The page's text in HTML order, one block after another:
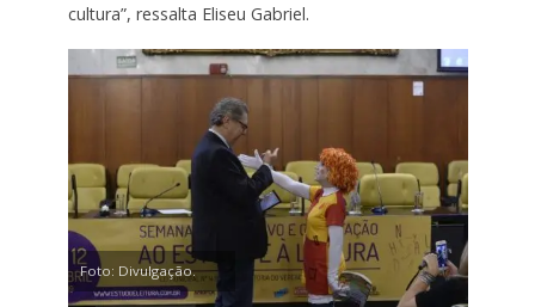
cultura”, ressalta Eliseu Gabriel.
Foto: Divulgação.